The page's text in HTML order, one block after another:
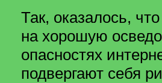
Так, оказалось,
на хорошую
опасностях
подвергают себя